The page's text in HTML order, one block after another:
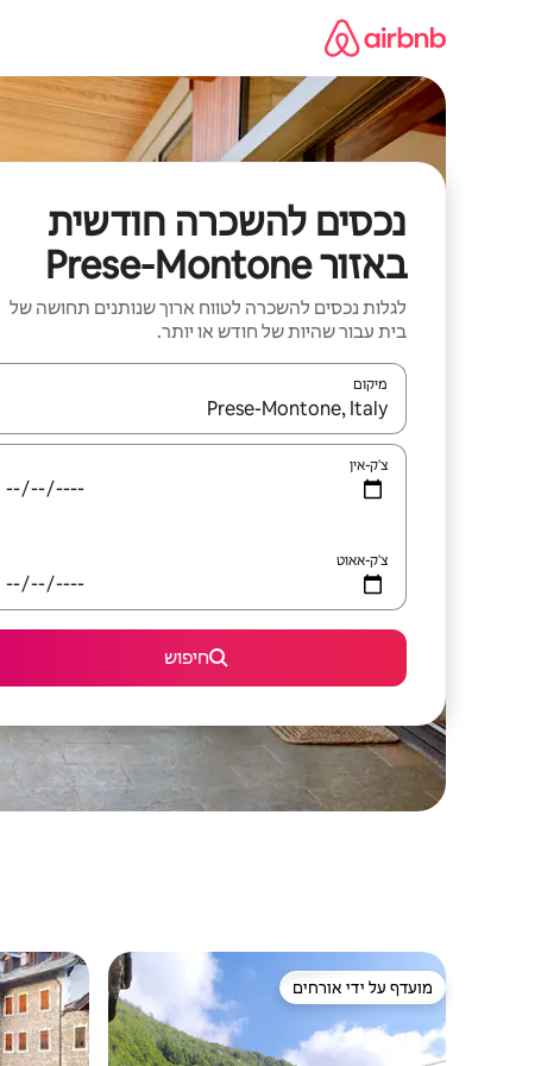
נכסים להשכרה חודשית
באזור Prese-Montone
לגלות נכסים להשכרה לטווח ארוך שנותנים תחושה של
בית עבור שהיות של חודש או יותר.
מיקום
כאשר התוצאות יהיו זמינות, יש לנווט עם מקשי החיצים
צ'ק-אין
צ'ק-אאוט
חיפוש
מועדף על ידי אורחים
מועדף על ידי אורחים